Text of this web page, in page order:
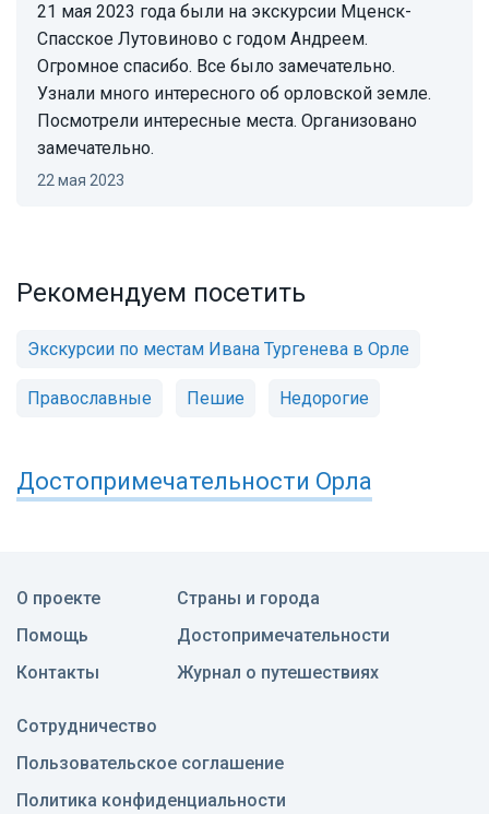
21 мая 2023 года были на экскурсии Мценск-
Спасское Лутовиново с годом Андреем.
Огромное спасибо. Все было замечательно.
Узнали много интересного об орловской земле.
Посмотрели интересные места. Организовано
замечательно.
22 мая 2023
Рекомендуем посетить
Экскурсии по местам Ивана Тургенева в Орле
Православные Пешие Недорогие
Достопримечательности Орла
О проекте
Помощь
Контакты
Страны и города
Достопримечательности
Журнал о путешествиях
Сотрудничество
Пользовательское соглашение
Политика конфиденциальности